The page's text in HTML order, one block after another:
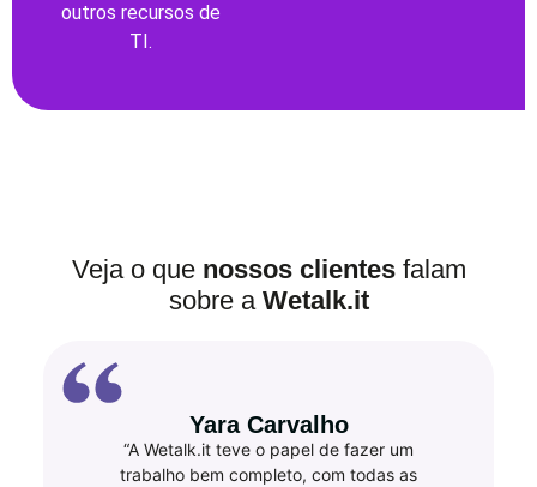
outros recursos de
TI.
Veja o que nossos clientesfalam
sobre a Wetalk.it
Yara Carvalho
“A Wetalk.it teve o papel de fazer um
trabalho bem completo, com todas as